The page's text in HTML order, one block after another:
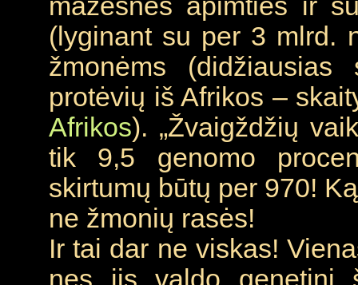
mažesnės apimties ir
(lyginant su per 3 mlrd.
žmonėms
protėvių iš Afrikos –
Afrikos). „Žvaigždžių
tik 9,5 genomo
skirtumų būtų per 970!
ne žmonių rasės!
Ir tai dar ne viskas!